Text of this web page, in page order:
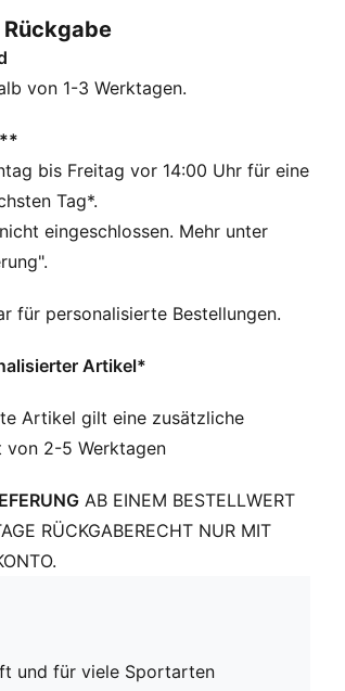
Innensohle mit Step-in-
der extradicken Ferse für eine
sorgt
für Atmungsaktivität und
für Halt auf der Innen- und
von 1-3 Werktagen.
bis Freitag vor 14:00 Uhr für eine
Tag*.
eingeschlossen. Mehr unter
für personalisierte Bestellungen.
Artikel*
Artikel gilt eine zusätzliche
von 2-5 Werktagen
AB EINEM BESTELLWERT
RÜCKGABERECHT NUR MIT
und für viele Sportarten